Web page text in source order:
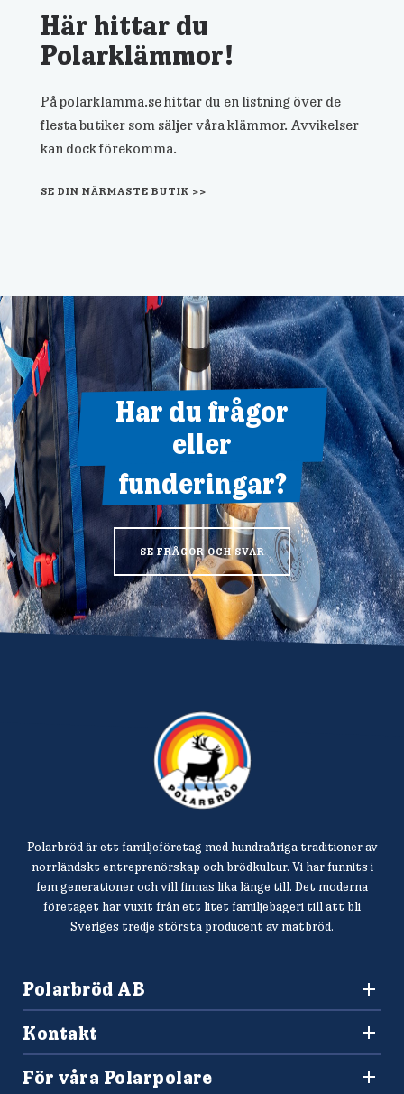
Här hittar du
Polarklämmor!
På polarklamma.se hittar du en listning över de
flesta butiker som säljer våra klämmor. Avvikelser
kan dock förekomma.
SE DIN NÄRMASTE BUTIK >>
Har du frågor
eller
funderingar?
SE FRÅGOR OCH SVAR
Polarbröd är ett familjeföretag med hundraåriga traditioner av
norrländskt entreprenörskap och brödkultur. Vi har funnits i
fem generationer och vill finnas lika länge till. Det moderna
företaget har vuxit från ett litet familjebageri till att bli
Sveriges tredje största producent av matbröd.
Polarbröd AB
010-450 60 00
info@polarbrod.se
Kontakt
Frågor och svar
För våra Polarpolare